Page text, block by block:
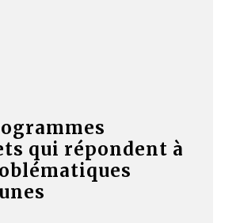
qui répondent à